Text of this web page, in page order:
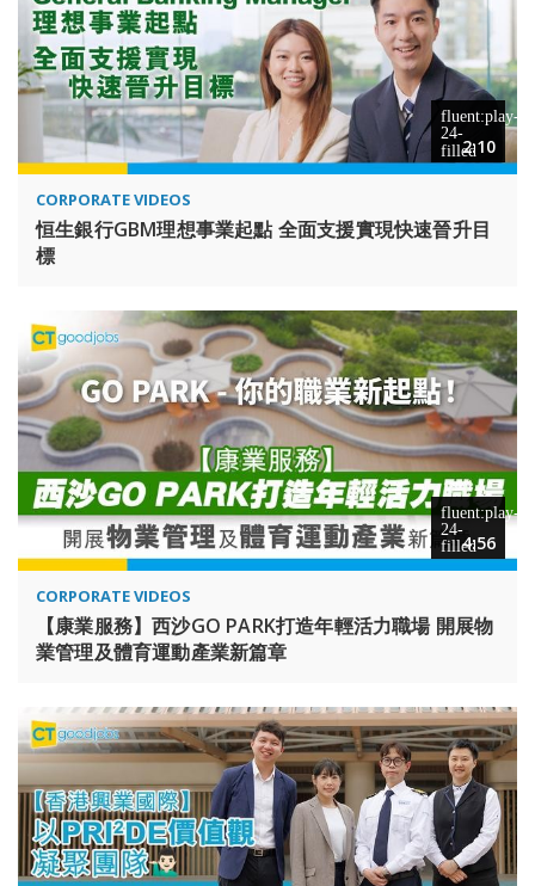
2:10
CORPORATE VIDEOS
恒生銀行GBM理想事業起點 全面支援實現快速晉升目
標
4:56
CORPORATE VIDEOS
【康業服務】西沙GO PARK打造年輕活力職場 開展物
業管理及體育運動產業新篇章